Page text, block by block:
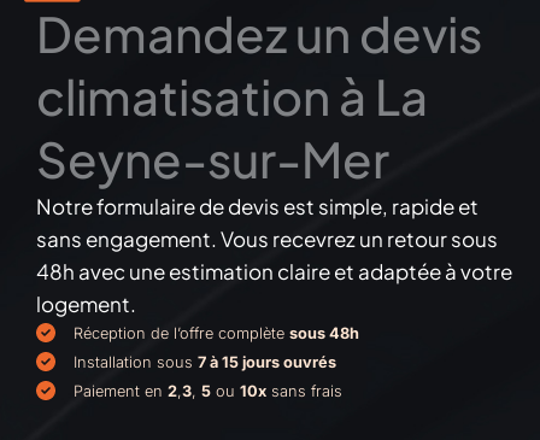
Demandez un devis
climatisation à La
Seyne-sur-Mer
Notre formulaire de devis est simple, rapide et
sans engagement. Vous recevrez un retour sous
48h avec une estimation claire et adaptée à votre
logement.
Réception de l’offre complète sous 48h
Installation sous 7 à 15 jours ouvrés
Paiement en 2,3, 5ou 10xsans frais